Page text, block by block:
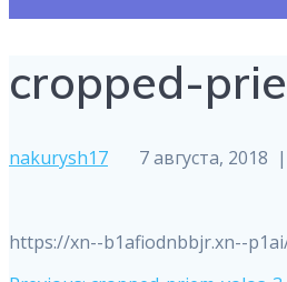
cropped-
nakurysh17 7 августа, 2018 |
https://xn--b1afiodnbbjr.xn--